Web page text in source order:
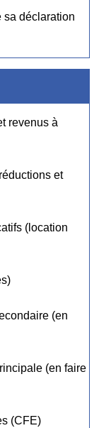
sa déclaration
revenus à
et
(location
(en
(en faire
(CFE)